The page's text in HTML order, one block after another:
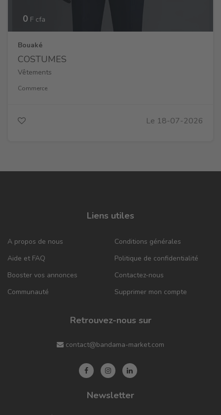
0 F cfa
Bouaké
COSTUMES
Vêtements
Commerce
Le 18-07-2026
Liens utiles
A propos de nous
Aide et FAQ
Booster vos annonces
Communauté
Conditions générales
Politique de confidentialité
Contactez-nous
Supprimer mon compte
Retrouvez-nous sur
contact@bandama-market.com
Newsletter